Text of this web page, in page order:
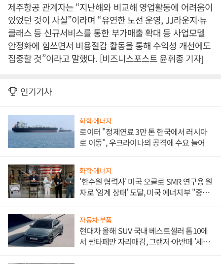
제주항공 관계자는 “지난해와 비교해 영업활동에 어려움이
있었던 것이 사실”이라며 “유연한 노선 운영, JJ라운지·뉴
클래스 등 신규서비스를 통한 부가매출 확대 등 사업모델
안정화에 힘쓰면서 비용절감 활동을 통해 수익성 개선에도
집중할 것”이라고 말했다. [비즈니스포스트 윤휘종 기자]
인기기사
화학·에너지
로이터 "정제연료 3만 톤 한국에서 러시아
로 이동", 우크라이나의 공격에 수요 늘어
화학·에너지
'한수원 협력사' 미국 오클로 SMR 연구용 원
자로 '임계 상태' 도달, 미국 에너지부 "중요
자동차·부품
현대차 올해 SUV 국내 베스트셀러 톱10에
서 싼타페만 자리매김, 그랜저·아반떼 '세단